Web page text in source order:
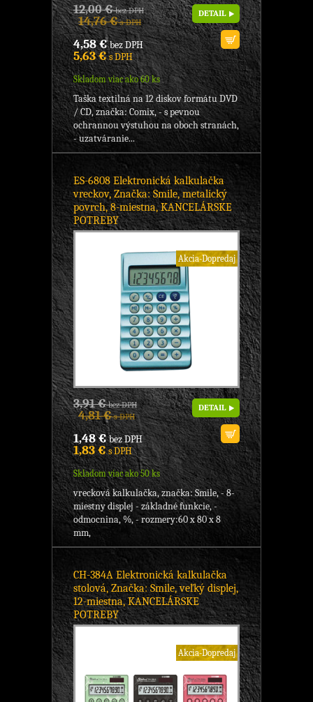
12,00 €bez DPH
14,76 €s DPH
4,58 €bez DPH
5,63 €s DPH
Skladom viac ako 60 ks
DETAIL
Taška textilná na 12 diskov formátu DVD
/ CD, značka: Comix, - s pevnou
ochrannou výstuhou na oboch stranách,
- uzatváranie...
ES-6808 Elektronická kalkulačka
vreckov, Značka: Smile, metalický
povrch, 8-miestna, KANCELÁRSKE
POTREBY
Akcia-Dopredaj
3,91 €bez DPH
4,81 €s DPH
1,48 €bez DPH
1,83 €s DPH
Skladom viac ako 50 ks
DETAIL
vrecková kalkulačka, značka: Smile, - 8-
miestny displej - základné funkcie, -
odmocnina, %, - rozmery:60 x 80 x 8
mm,
CH-384A Elektronická kalkulačka
stolová, Značka: Smile, veľký displej,
12-miestna, KANCELÁRSKE
POTREBY
Akcia-Dopredaj